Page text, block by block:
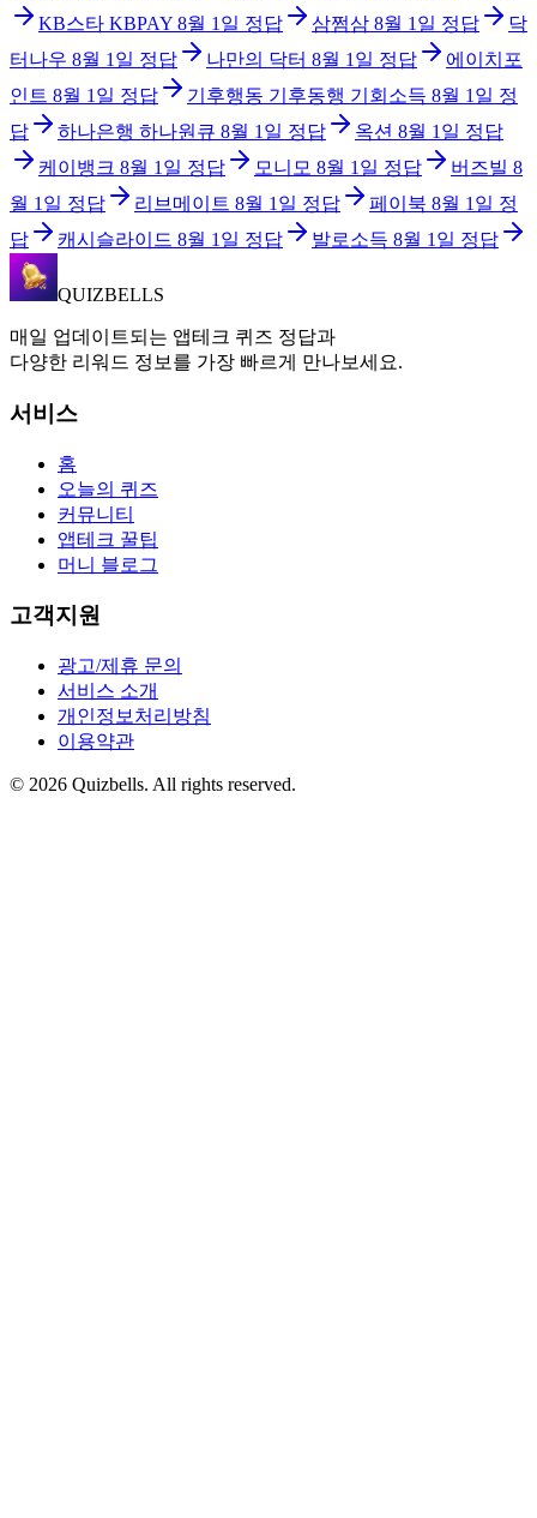
KB스타 KBPAY 8월 1일 정답 삼쩜삼 8월 1일 정답
닥
터나우 8월 1일 정답 나만의 닥터 8월 1일 정답
에이치포
인트 8월 1일 정답 기후행동 기후동행 기회소득 8월 1일 정
답
하나은행 하나원큐 8월 1일 정답 옥션 8월 1일 정답
케이뱅크 8월 1일 정답 모니모 8월 1일 정답 버즈빌 8
월 1일 정답 리브메이트 8월 1일 정답 페이북 8월 1일 정
답
캐시슬라이드 8월 1일 정답 발로소득 8월 1일 정답
QUIZBELLS
매일 업데이트되는 앱테크 퀴즈 정답과
다양한 리워드 정보를 가장 빠르게 만나보세요.
서비스
홈
오늘의 퀴즈
커뮤니티
앱테크 꿀팁
머니 블로그
고객지원
광고/제휴 문의
서비스 소개
개인정보처리방침
이용약관
© 2026 Quizbells. All rights reserved.